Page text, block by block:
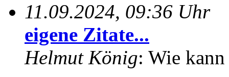
11.09.2024, 09:36 Uhr
eigene Zitate...
Helmut König: Wie